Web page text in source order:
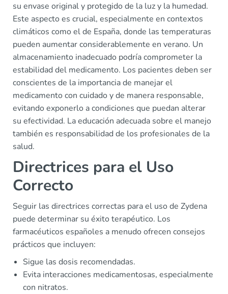
su envase original y protegido de la luz y la humedad.
Este aspecto es crucial, especialmente en contextos
climáticos como el de España, donde las temperaturas
pueden aumentar considerablemente en verano. Un
almacenamiento inadecuado podría comprometer la
estabilidad del medicamento. Los pacientes deben ser
conscientes de la importancia de manejar el
medicamento con cuidado y de manera responsable,
evitando exponerlo a condiciones que puedan alterar
su efectividad. La educación adecuada sobre el manejo
también es responsabilidad de los profesionales de la
salud.
Directrices para el Uso
Correcto
Seguir las directrices correctas para el uso de Zydena
puede determinar su éxito terapéutico. Los
farmacéuticos españoles a menudo ofrecen consejos
prácticos que incluyen:
Sigue las dosis recomendadas.
Evita interacciones medicamentosas, especialmente
con nitratos.